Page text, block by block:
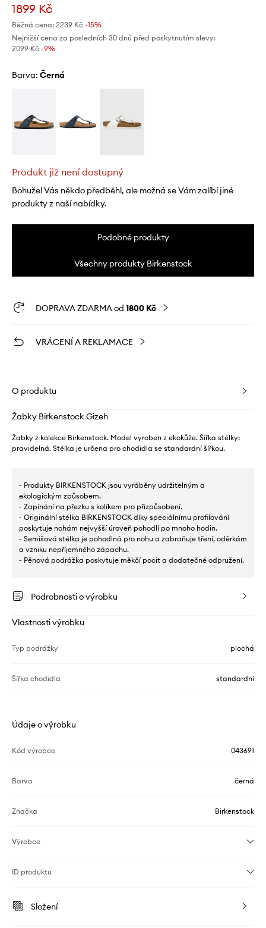
1899 Kč
Běžná cena: 2239 Kč -15%
Nejnižší cena za posledních 30 dnů před poskytnutím slevy:
2099 Kč -9%
Barva: černá
Produkt již není dostupný
Bohužel Vás někdo předběhl, ale možná se Vám zalíbí jiné
produkty z naší nabídky.
Podobné produkty
Všechny produkty Birkenstock
DOPRAVA ZDARMA od 1800 Kč
VRÁCENÍ A REKLAMACE
O produktu
Žabky Birkenstock Gizeh
Žabky z kolekce Birkenstock. Model vyroben z ekokůže. Šířka stélky:
pravidelná. Stélka je určena pro chodidla se standardní šířkou.
- Produkty BIRKENSTOCK jsou vyráběny udržitelným a
ekologickým způsobem.
- Zapínání na přezku s kolíkem pro přizpůsobení.
- Originální stélka BIRKENSTOCK díky speciálnímu profilování
poskytuje nohám nejvyšší úroveň pohodlí po mnoho hodin.
- Semišová stélka je pohodlná pro nohu a zabraňuje tření, oděrkám
a vzniku nepříjemného zápachu.
- Pěnová podrážka poskytuje měkčí pocit a dodatečné odpružení.
Podrobnosti o výrobku
Vlastnosti výrobku
Typ podrážky plochá
Šířka chodidla standardní
Údaje o výrobku
Kód výrobce 043691
Barva černá
Značka Birkenstock
Výrobce
ID produktu
Složení